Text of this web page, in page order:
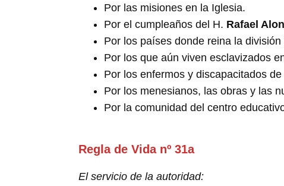
Por las misiones en la Iglesia.
Por el cumpleaños del H. Rafael
Por los países donde reina la
Por los que aún viven esclavizados
Por los enfermos y discapacitados
Por los menesianos, las obras y las
Por la comunidad del centro
Regla de Vida nº 31a
El servicio de la autoridad: